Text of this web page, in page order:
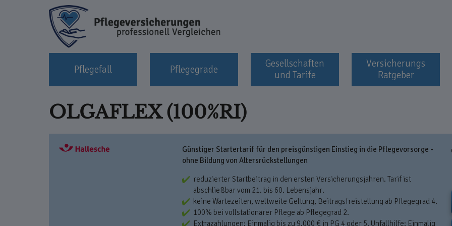
Pflegefall Pflegegrade
Gesellschaften
und Tarife
Versicherungs
Ratgeber
OLGAFLEX (100%RI)
Günstiger Startertarif für den preisgünstigen Einstieg in die Pflegevorsorge -
ohne Bildung von Altersrückstellungen
reduzierter Startbeitrag in den ersten Versicherungsjahren. Tarif ist
abschließbar vom 21. bis 60. Lebensjahr.
keine Wartezeiten, weltweite Geltung, Beitragsfreistellung ab Pflegegrad 4.
100% bei vollstationärer Pflege ab Pflegegrad 2.
Extrazahlungen: Einmalig bis zu 9.000 € in PG 4 oder 5. Unfallhilfe: Einmalig